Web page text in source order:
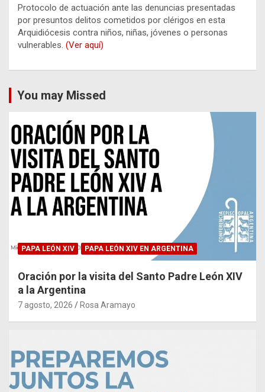
Protocolo de actuación ante las denuncias presentadas
por presuntos delitos cometidos por clérigos en esta
Arquidiócesis contra niños, niñas, jóvenes o personas
vulnerables. (Ver aquí)
You may Missed
PAPA LEÓN XIV PAPA LEÓN XIV EN ARGENTINA
Oración por la visita del Santo Padre León XIV
a la Argentina
7 agosto, 2026 Rosa Aramayo